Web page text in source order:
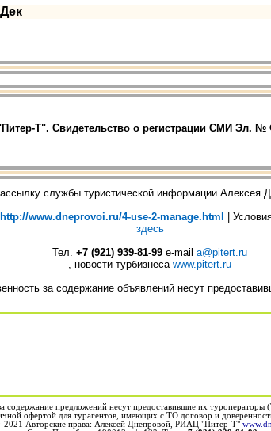
Т". Свидетельство о регистрации СМИ Эл. №
службы туристической информации Алексея
http://www.dneprovoi.ru/4-use-2-manage.html
|
здесь
Тел. +7 (921) 939-81-99 е-mail a@pitert.ru
, новости турбизнеса www.pitert.ru
за содержание объявлений несут
содержание предложений несут предоставившие их
офертой для турагентов, имеющих с ТО договор и
2021 Авторские права: Алексей Днепровой, РИАЦ "Питер-Т"